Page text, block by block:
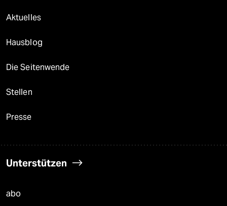
Aktuelles
Hausblog
Die Seitenwende
Stellen
Presse
Unterstützen
abo